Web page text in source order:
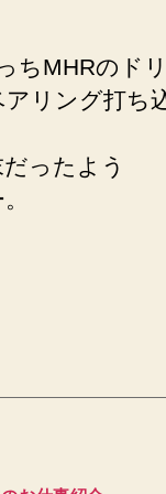
ちMHRのド
リング打ち
ったよう